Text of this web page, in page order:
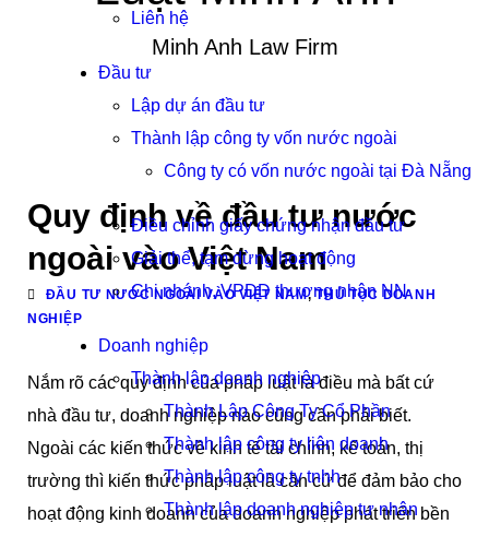
Liên hệ
Đầu tư
Lập dự án đầu tư
Thành lập công ty vốn nước ngoài
Công ty có vốn nước ngoài tại Đà Nẵng
Điều chỉnh giấy chứng nhận đầu tư
Giải thể, tạm dừng hoạt động
Chi nhánh, VPĐD thương nhân NN
Doanh nghiệp
Thành lập doanh nghiệp
Thành Lập Công Ty Cổ Phần
Thành lập công ty liên doanh
Thành lập công ty tnhh
Thành lập doanh nghiệp tư nhân
Minh Anh Law Firm
Quy định về đầu tư nước
ngoài vào Việt Nam
ĐẦU TƯ NƯỚC NGOÀI VÀO VIỆT NAM, THỦ TỤC DOANH
NGHIỆP
Nắm rõ các quy định của pháp luật là điều mà bất cứ
nhà đầu tư, doanh nghiệp nào cũng cần phải biết.
Ngoài các kiến thức về kinh tế tài chính, kế toán, thị
trường thì kiến thức pháp luật là căn cứ để đảm bảo cho
hoạt động kinh doanh của doanh nghiệp phát triển bền